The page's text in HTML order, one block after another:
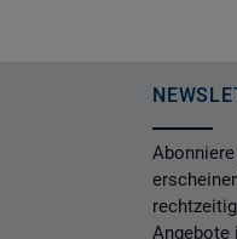
Angebote